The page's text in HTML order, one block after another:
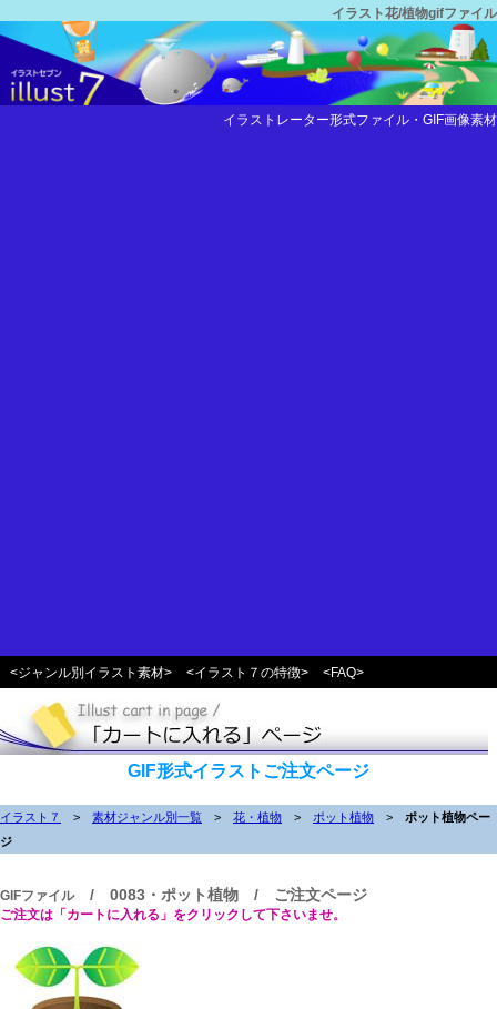
イラスト花/植物gifファイル
イラストレーター形式ファイル・GIF画像素材
<ジャンル別イラスト素材> <イラスト７の特徴> <FAQ>
GIF形式イラストご注文ページ
イラスト７ > 素材ジャンル別一覧 > 花・植物 > ポット植物 > ポット植物ペー
ジ
GIFファイル/ 0083・ポット植物 / ご注文ページ
ご注文は「カートに入れる」をクリックして下さいませ。